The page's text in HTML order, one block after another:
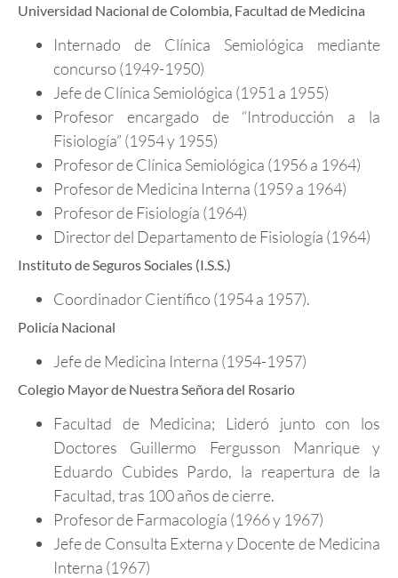
Universidad Nacional de Colombia, Facultad de Medicina
Internado de Clínica Semiológica mediante
concurso (1949-1950)
Jefe de Clínica Semiológica (1951 a 1955)
Profesor encargado de “Introducción a la
Fisiología” (1954 y 1955)
Profesor de Clínica Semiológica (1956 a 1964)
Profesor de Medicina Interna (1959 a 1964)
Profesor de Fisiología (1964)
Director del Departamento de Fisiología (1964)
Instituto de Seguros Sociales (I.S.S.)
Coordinador Científico (1954 a 1957).
Policía Nacional
Jefe de Medicina Interna (1954-1957)
Colegio Mayor de Nuestra Señora del Rosario
Facultad de Medicina; Lideró junto con los
Doctores Guillermo Fergusson Manrique y
Eduardo Cubides Pardo, la reapertura de la
Facultad, tras 100 años de cierre.
Profesor de Farmacología (1966 y 1967)
Jefe de Consulta Externa y Docente de Medicina
Interna (1967)